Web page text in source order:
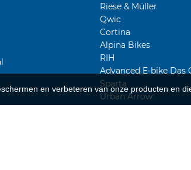
Riese & Müller
Qwic
Cortina
Alpina Bikes
RIH
Advanced E-bike Das
Sparta
Urban Arrow
en verbeteren van onze producten